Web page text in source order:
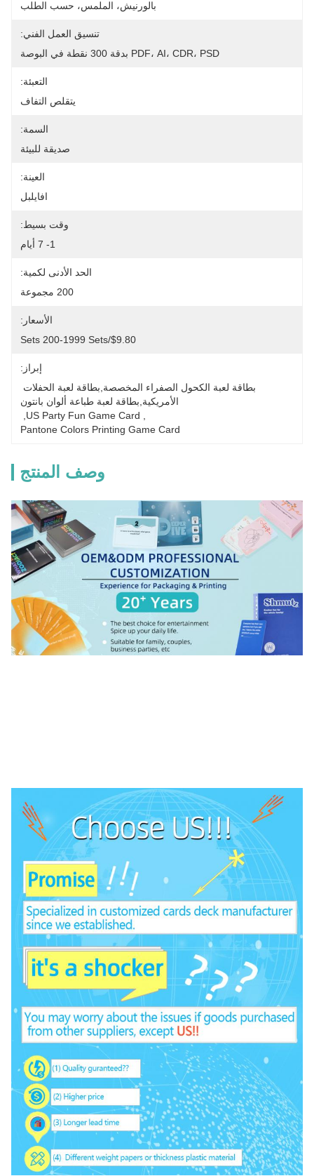
بالورنيش، الملمس، حسب الطلب
تنسيق العمل الفني:
PDF، AI، CDR، PSD بدقة 300 نقطة في البوصة
التعبئة:
يتقلص التفاف
السمة:
صديقة للبيئة
العينة:
افايلبل
وقت بسيط:
1- 7 أيام
الحد الأدنى لكمية:
200 مجموعة
الأسعار:
$9.80/sets 200-1999 Sets
إبراز:
الأمريكية,بطاقة لعبة طباعة ألوان بانتون
US Party Fun Game Card
Pantone Colors Printing Game Card
وصف المنتج